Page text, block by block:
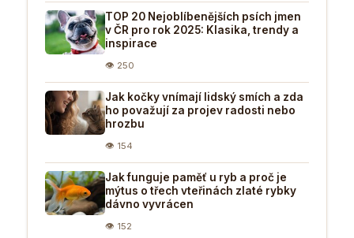
TOP 20 Nejoblíbenějších psích jmen
v ČR pro rok 2025: Klasika, trendy a
inspirace
👁 250
Jak kočky vnímají lidský smích a zda
ho považují za projev radosti nebo
hrozbu
👁 154
Jak funguje paměť u ryb a proč je
mýtus o třech vteřinách zlaté rybky
dávno vyvrácen
👁 152